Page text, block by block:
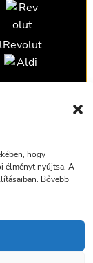
hogy
élményt nyújtsa. A
Bővebb
Revolut